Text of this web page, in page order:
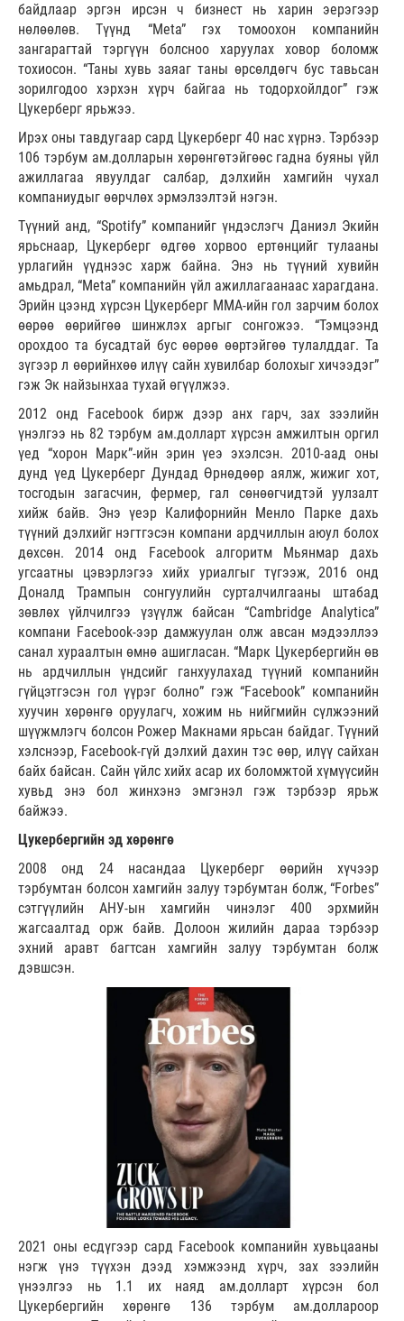
байдлаар эргэн ирсэн ч бизнест нь харин эерэгээр
нөлөөлөв. Түүнд “Meta” гэх томоохон компанийн
зангарагтай тэргүүн болсноо харуулах ховор боломж
тохиосон. “Таны хувь заяаг таны өрсөлдөгч бус тавьсан
зорилгодоо хэрхэн хүрч байгаа нь тодорхойлдог” гэж
Цукерберг ярьжээ.
Ирэх оны тавдугаар сард Цукерберг 40 нас хүрнэ. Тэрбээр
106 тэрбум ам.долларын хөрөнгөтэйгөөс гадна буяны үйл
ажиллагаа явуулдаг салбар, дэлхийн хамгийн чухал
компаниудыг өөрчлөх эрмэлзэлтэй нэгэн.
Түүний анд, “Spotify” компанийг үндэслэгч Даниэл Экийн
ярьснаар, Цукерберг өдгөө хорвоо ертөнцийг тулааны
урлагийн үүднээс харж байна. Энэ нь түүний хувийн
амьдрал, “Meta” компанийн үйл ажиллагаанаас харагдана.
Эрийн цээнд хүрсэн Цукерберг ММА-ийн гол зарчим болох
өөрөө өөрийгөө шинжлэх аргыг сонгожээ. “Тэмцээнд
орохдоо та бусадтай бус өөрөө өөртэйгөө тулалддаг. Та
зүгээр л өөрийнхөө илүү сайн хувилбар болохыг хичээдэг”
гэж Эк найзынхаа тухай өгүүлжээ.
2012 онд Facebook бирж дээр анх гарч, зах зээлийн
үнэлгээ нь 82 тэрбум ам.долларт хүрсэн амжилтын оргил
үед “хорон Марк”-ийн эрин үеэ эхэлсэн. 2010-аад оны
дунд үед Цукерберг Дундад Өрнөдөөр аялж, жижиг хот,
тосгодын загасчин, фермер, гал сөнөөгчидтэй уулзалт
хийж байв. Энэ үеэр Калифорнийн Менло Парке дахь
түүний дэлхийг нэгтгэсэн компани ардчиллын аюул болох
дөхсөн. 2014 онд Facebook алгоритм Мьянмар дахь
угсаатны цэвэрлэгээ хийх уриалгыг түгээж, 2016 онд
Доналд Трампын сонгуулийн сурталчилгааны штабад
зөвлөх үйлчилгээ үзүүлж байсан “Cambridge Analytica”
компани Facebook-ээр дамжуулан олж авсан мэдээллээ
санал хураалтын өмнө ашигласан. “Марк Цукербергийн өв
нь ардчиллын үндсийг ганхуулахад түүний компанийн
гүйцэтгэсэн гол үүрэг болно” гэж “Facebook” компанийн
хуучин хөрөнгө оруулагч, хожим нь нийгмийн сүлжээний
шүүжмлэгч болсон Рожер Макнами ярьсан байдаг. Түүний
хэлснээр, Facebook-гүй дэлхий дахин тэс өөр, илүү сайхан
байх байсан. Сайн үйлс хийх асар их боломжтой хүмүүсийн
хувьд энэ бол жинхэнэ эмгэнэл гэж тэрбээр ярьж
байжээ.
Цукербергийн эд хөрөнгө
2008 онд 24 насандаа Цукерберг өөрийн хүчээр
тэрбумтан болсон хамгийн залуу тэрбумтан болж, “Forbes”
сэтгүүлийн АНУ-ын хамгийн чинэлэг 400 эрхмийн
жагсаалтад орж байв. Долоон жилийн дараа тэрбээр
эхний аравт багтсан хамгийн залуу тэрбумтан болж
дэвшсэн.
2021 оны есдүгээр сард Facebook компанийн хувьцааны
нэгж үнэ түүхэн дээд хэмжээнд хүрч, зах зээлийн
үнээлгээ нь 1.1 их наяд ам.долларт хүрсэн бол
Цукербергийн хөрөнгө 136 тэрбум ам.доллароор